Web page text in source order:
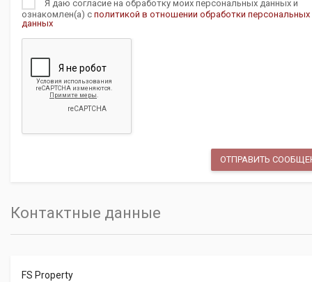
Я даю согласие на обработку моих персональных данных и
ознакомлен(а) с политикой в отношении обработки персональных
данных
Контактные данные
FS Property